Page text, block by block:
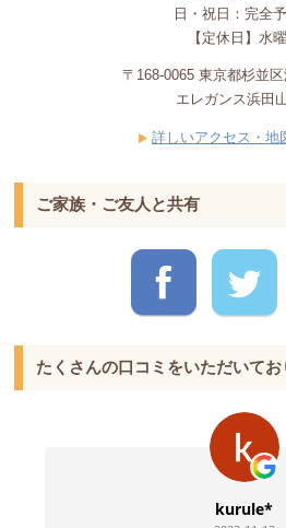
日・祝日：完全
【定休日】水
〒168-0065 東京都杉並
エレガンス浜田
詳しいアクセス・地
ご家族・ご友人と共有
たくさんの口コミをいただいてお
kurule*